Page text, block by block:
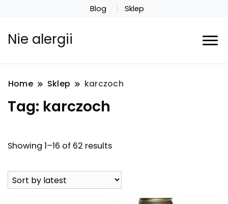
Blog Sklep
Nie alergii
Home Sklep karczoch
Tag: karczoch
Showing 1–16 of 62 results